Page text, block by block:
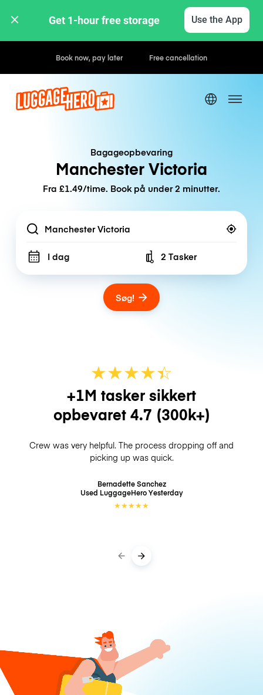
Get 1-hour free storage Use the App
Hourly / Daily Rates
Bagageopbevaring
Manchester Victoria
Fra £1.49/time. Book på under 2 minutter.
Location
I dag Number of bags
2 Tasker
Søg!
★★★★☆
★
+1M tasker sikkert
opbevaret 4.7 (300k+)
Crew was very helpful. The process dropping off and
picking up was quick.
Bernadette Sanchez
Used LuggageHeroYesterday
★★★★★